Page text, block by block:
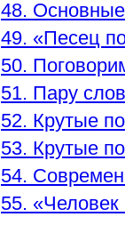
48.
49. «Песец
50.
51. Пару
52. Крутые
53. Крутые
54.
55. «Человек